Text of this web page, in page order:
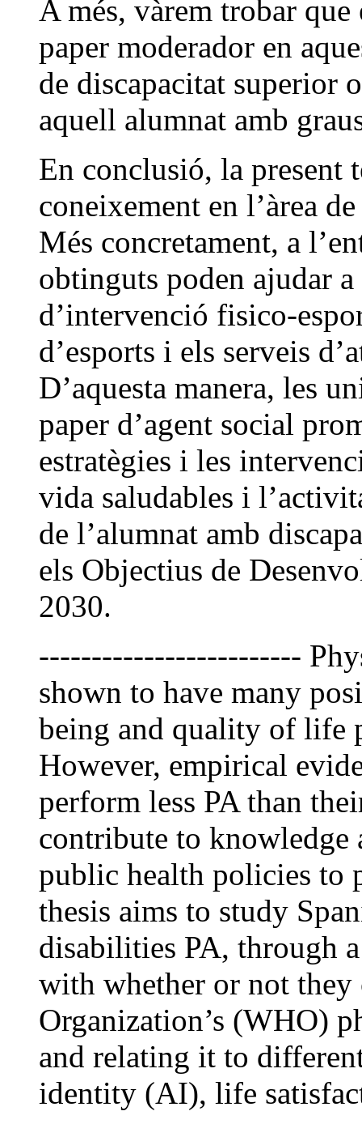
A més, vàrem trobar
paper moderador en
de discapacitat superior
aquell alumnat amb
En conclusió, la present
coneixement en l’àrea
Més concretament, a
obtinguts poden ajudar
d’intervenció fisico-
d’esports i els serveis
D’aquesta manera, les
paper d’agent social
estratègies i les
vida saludables i
de l’alumnat amb
els Objectius de
2030.
-------------------------
shown to have many
being and quality of life
However, empirical
perform less PA than
contribute to knowledge
public health policies to
thesis aims to study
disabilities PA, through
with whether or not
Organization’s (WHO)
and relating it to
identity (AI), life